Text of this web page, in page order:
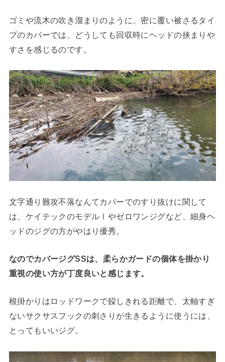
ゴミや流木の吹き溜まりのように、密に覆い被さるタイ
プのカバーでは、どうしても回収時にヘッドの挟まりや
すさを感じるのです。
文字通り難攻不落なんてカバーでのすり抜けに関して
は、ケイテックのモデルⅠやゼロワンジグなど、細身ヘ
ッドのジグの方がやはり優秀。
なのでカバージグSSは、柔らかガードの個体を掛かり
重視の使い方が丁度良いと感じます。
根掛かりはロッドワークで躱しきれる距離で、太軸すぎ
ないサクサスフックの刺さりが生きるように使うには、
とってもいいジグ。